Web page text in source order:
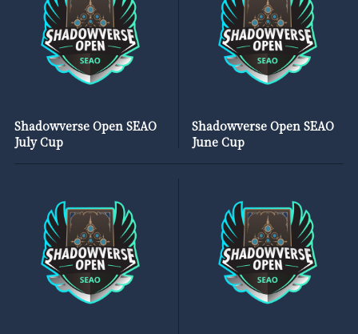
Shadowverse Open SEAO
July Cup
Shadowverse Open SEAO
June Cup